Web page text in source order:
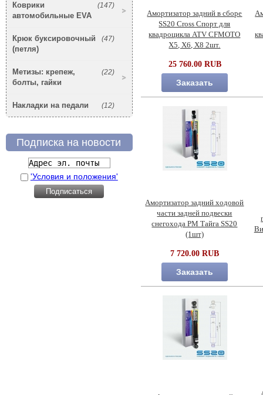
(147)
Коврики
автомобильные EVA
(47)
Крюк буксировочный
(петля)
(22)
Метизы: крепеж,
болты, гайки
(12)
Накладки на педали
Подписка на новости
'Условия и положения'
Амортизатор задний в сборе
SS20 Cross Спорт для
квадроцикла ATV CFMOTO
X5, X6, X8 2шт.
25 760.00 RUB
Заказать
Амортизатор задний ходовой
части задней подвески
снегохода РМ Тайга SS20
(1шт)
7 720.00 RUB
Заказать